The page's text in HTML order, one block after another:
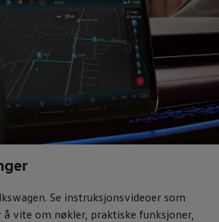
Shop
og tjenester
Connect
og radio
elbil
eldre modeller
. Se instruksjonsvideoer som
å vite om nøkler, praktiske funksjoner,